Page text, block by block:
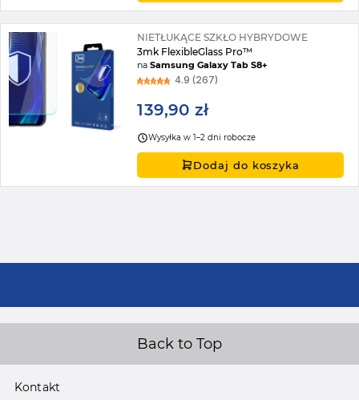
NIETŁUKĄCE SZKŁO HYBRYDOWE
3mk FlexibleGlass Pro™
naSamsung Galaxy Tab S8+
4.9 (267)
139,90 zł
Wysyłka w 1–2 dni robocze
Dodaj do koszyka
Back to Top
Kontakt